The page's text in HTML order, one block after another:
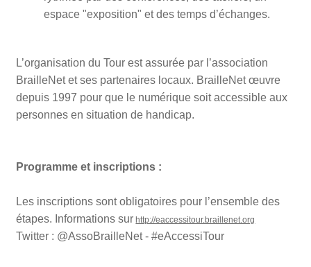
espace "exposition" et des temps d’échanges.
L’organisation du Tour est assurée par l’association
BrailleNet et ses partenaires locaux. BrailleNet œuvre
depuis 1997 pour que le numérique soit accessible aux
personnes en situation de handicap.
Programme et inscriptions :
Les inscriptions sont obligatoires pour l’ensemble des
étapes. Informations sur http://eaccessitour.braillenet.org
Twitter : @AssoBrailleNet - #eAccessiTour